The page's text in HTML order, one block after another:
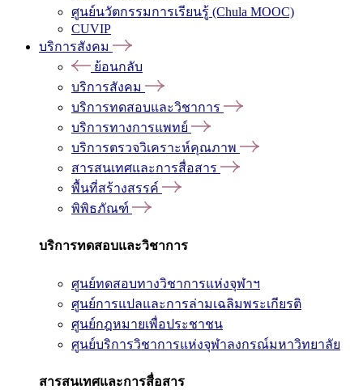
ศูนย์นวัตกรรมการเรียนรู้ (Chula MOOC)
CUVIP
บริการสังคม
ย้อนกลับ
บริการสังคม
บริการทดสอบและวิชาการ
บริการทางการแพทย์
บริการตรวจวิเคราะห์คุณภาพ
สารสนเทศและการสื่อสาร
พื้นที่สร้างสรรค์
พิพิธภัณฑ์
บริการทดสอบและวิชาการ
ศูนย์ทดสอบทางวิชาการแห่งจุฬาฯ
ศูนย์การแปลและการล่ามเฉลิมพระเกียรติ
ศูนย์กฎหมายเพื่อประชาชน
ศูนย์บริการวิชาการแห่งจุฬาลงกรณ์มหาวิทยาลัย
สารสนเทศและการสื่อสาร